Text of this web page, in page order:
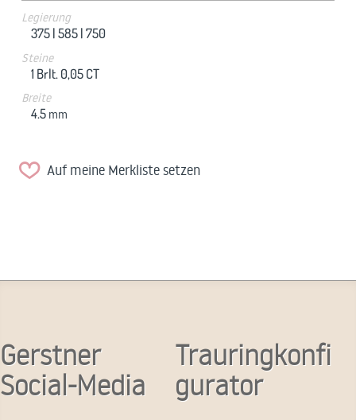
Legierung
375 |585 |750
Steine
1 Brlt. 0,05 CT
Breite
4.5 mm
Auf meine Merkliste setzen
Gerstner
Social-Media
Trauringkonfi
gurator